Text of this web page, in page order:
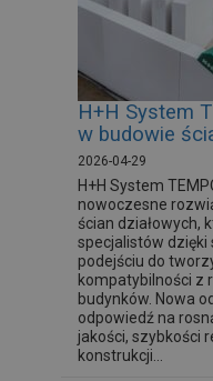
H+H System
w budowie
2026-04-29
H+H System
nowoczesne
ścian działowych,
specjalistów
podejściu do
kompatybilności z
budynków. Nowa
odpowiedź na
jakości, szybkości
konstrukcji...